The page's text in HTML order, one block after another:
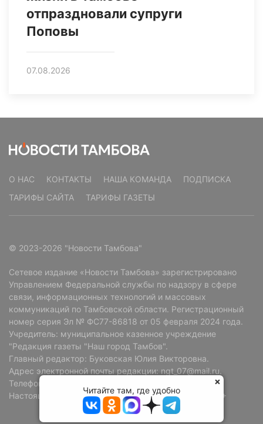
отпраздновали супруги
Поповы
07.08.2026
О НАС КОНТАКТЫ НАША КОМАНДА
ПОДПИСКА
ТАРИФЫ САЙТА
ТАРИФЫ ГАЗЕТЫ
© 2023-2026 "Новости Тамбова"
Сетевое издание «Новости Тамбова» зарегистрировано
Управлением Федеральной службы по надзору в сфере
связи, информационных технологий и массовых
коммуникаций по Тамбовской области. Регистрационный
номер серия Эл № ФС77-86818 от 05 февраля 2024 года.
Учредитель: муниципальное казенное учреждение
"Редакция газеты "Наш город Тамбов".
Главный редактор: Буковская Юлия Викторовна.
Адрес электронной почты редакции: ngt_07@mail.ru.
Телефон редакции: +7 (4752) 72-69-37.
Настоящий ресурс может содержать материалы 18+
Читайте там, где удобно